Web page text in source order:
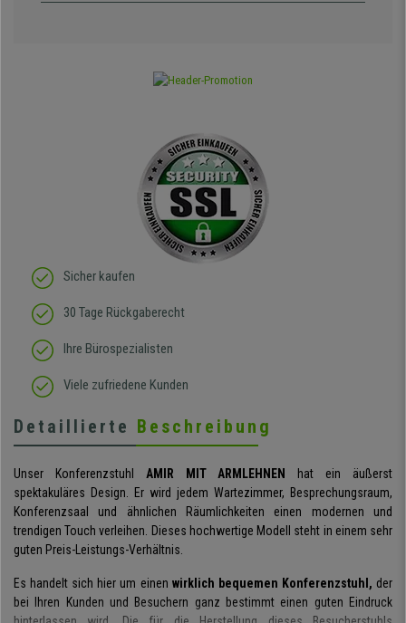
Sicher kaufen
30 Tage Rückgaberecht
Ihre Bürospezialisten
Viele zufriedene Kunden
Detaillierte Beschreibung
Unser Konferenzstuhl AMIR MIT ARMLEHNEN
hat ein äußerst
spektakuläres Design. Er wird jedem Wartezimmer, Besprechungsraum,
Konferenzsaal und ähnlichen Räumlichkeiten einen modernen und
trendigen Touch verleihen. Dieses hochwertige Modell steht in einem sehr
guten Preis-Leistungs-Verhältnis.
Es handelt sich hier um einen wirklich bequemen Konferenzstuhl, der
bei Ihren Kunden und Besuchern ganz bestimmt einen guten Eindruck